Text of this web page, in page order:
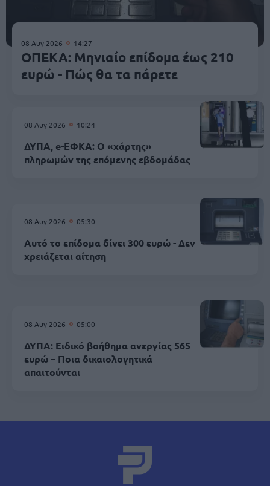
08 Αυγ 2026 14:27
ΟΠΕΚΑ: Μηνιαίο επίδομα έως 210
ευρώ - Πώς θα τα πάρετε
08 Αυγ 2026 10:24
ΔΥΠΑ, e-ΕΦΚΑ: Ο «χάρτης»
πληρωμών της επόμενης εβδομάδας
08 Αυγ 2026 05:30
Αυτό το επίδομα δίνει 300 ευρώ - Δεν
χρειάζεται αίτηση
08 Αυγ 2026 05:00
ΔΥΠΑ: Ειδικό βοήθημα ανεργίας 565
ευρώ – Ποια δικαιολογητικά
απαιτούνται